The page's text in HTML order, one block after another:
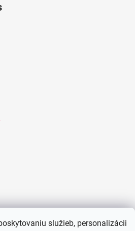
služieb, personalizácii